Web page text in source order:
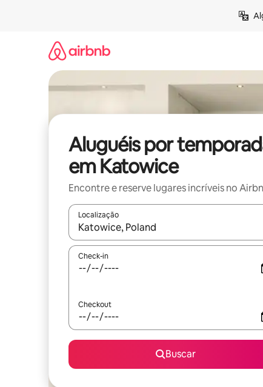
Aluguéis por
em Katowice
Encontre e reserve lugares incríveis no
Localização
Quando os resultados estiverem disponíveis,
Check-in
Checkout
Buscar